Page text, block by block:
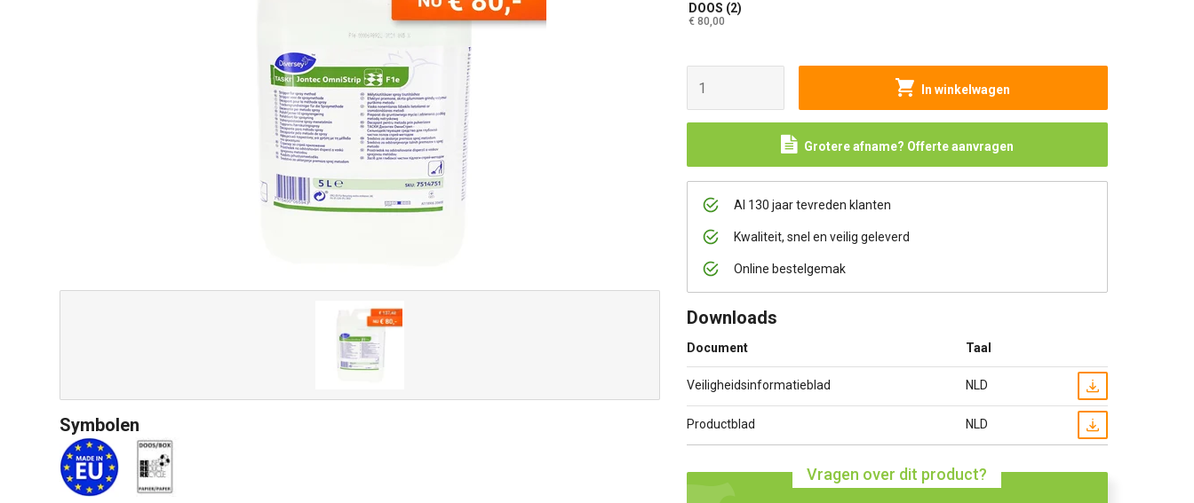
DOOS (2)
€ 80,00
In winkelwagen
Grotere afname? Offerte aanvragen
Al 130 jaar tevreden klanten
Kwaliteit, snel en veilig geleverd
Online bestelgemak
Downloads
Document Taal
Veiligheidsinformatieblad NLD
Productblad NLD
Vragen over dit product?
Symbolen